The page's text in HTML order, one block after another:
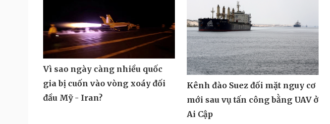
Vì sao ngày càng nhiều quốc
gia bị cuốn vào vòng xoáy đối
đầu Mỹ - Iran?
Kênh đào Suez đối mặt nguy cơ
mới sau vụ tấn công bằng UAV ở
Ai Cập